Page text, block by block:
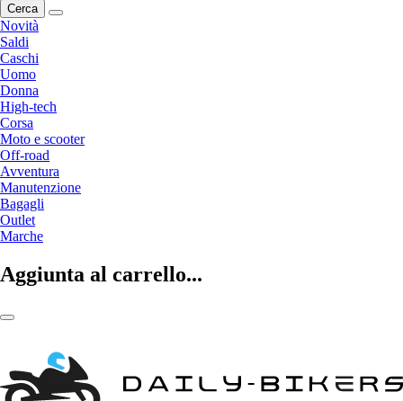
Cerca
Novità
Saldi
Caschi
Uomo
Donna
High-tech
Corsa
Moto e scooter
Off-road
Avventura
Manutenzione
Bagagli
Outlet
Marche
Aggiunta al carrello...